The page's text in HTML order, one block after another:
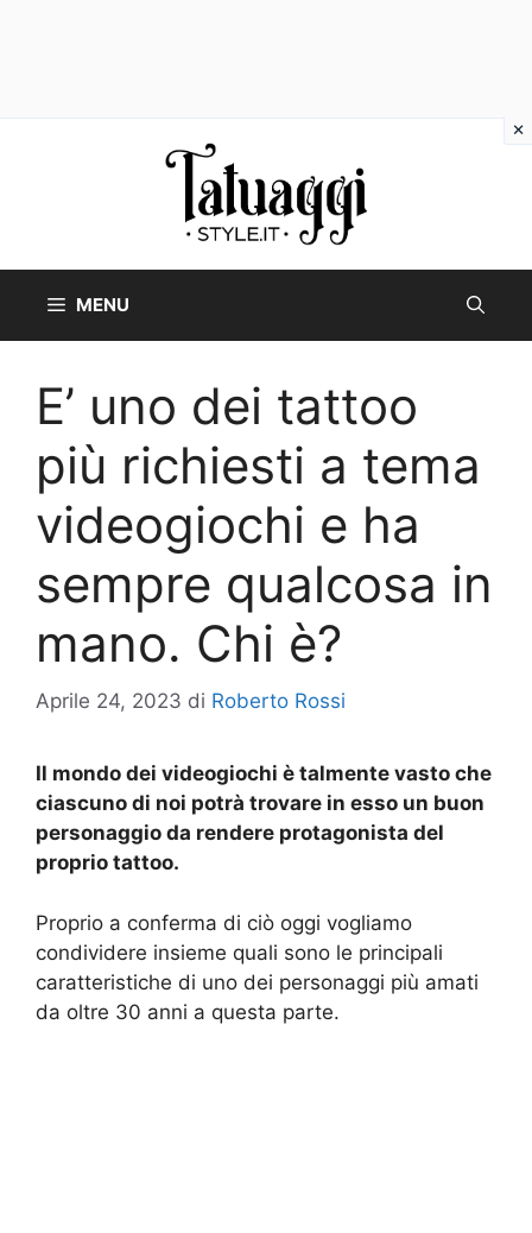
MENU
E’ uno dei tattoo
più richiesti a tema
videogiochi e ha
sempre qualcosa in
mano. Chi è?
Aprile 24, 2023 di Roberto Rossi
Il mondo dei videogiochi è talmente vasto che
ciascuno di noi potrà trovare in esso un buon
personaggio da rendere protagonista del
proprio tattoo.
Proprio a conferma di ciò oggi vogliamo
condividere insieme quali sono le principali
caratteristiche di uno dei personaggi più amati
da oltre 30 anni a questa parte.